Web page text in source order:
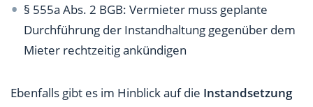
§ 555a Abs. 2 BGB: Vermieter muss geplante
Durchführung der Instandhaltung gegenüber dem
Mieter rechtzeitig ankündigen
Ebenfalls gibt es im Hinblick auf die Instandsetzung